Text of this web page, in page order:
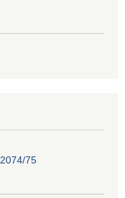
2074/75